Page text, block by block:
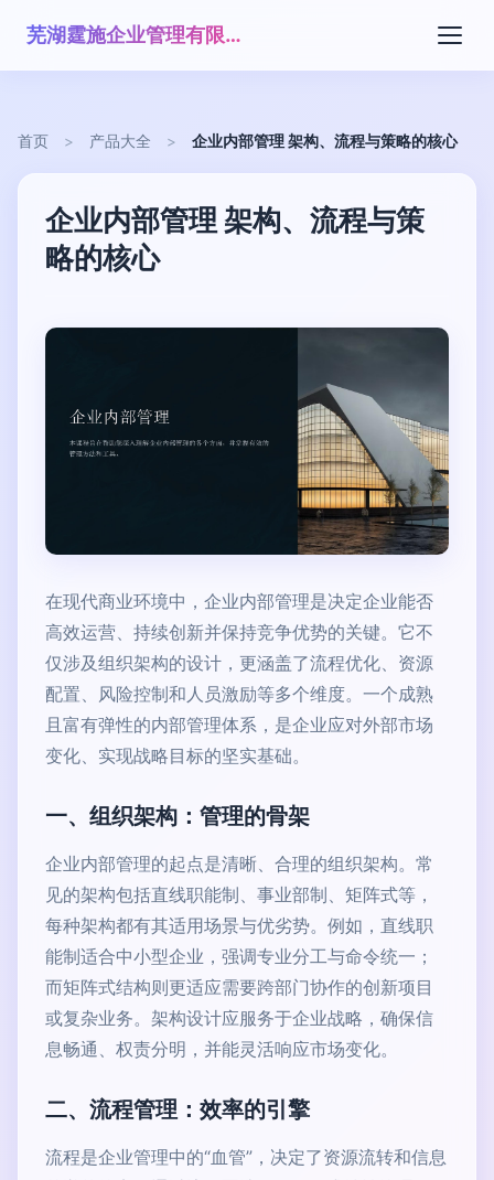
芜湖霆施企业管理有限公司
首页 > 产品大全 > 企业内部管理 架构、流程与策略的核心
企业内部管理 架构、流程与策
略的核心
在现代商业环境中，企业内部管理是决定企业能否
高效运营、持续创新并保持竞争优势的关键。它不
仅涉及组织架构的设计，更涵盖了流程优化、资源
配置、风险控制和人员激励等多个维度。一个成熟
且富有弹性的内部管理体系，是企业应对外部市场
变化、实现战略目标的坚实基础。
一、组织架构：管理的骨架
企业内部管理的起点是清晰、合理的组织架构。常
见的架构包括直线职能制、事业部制、矩阵式等，
每种架构都有其适用场景与优劣势。例如，直线职
能制适合中小型企业，强调专业分工与命令统一；
而矩阵式结构则更适应需要跨部门协作的创新项目
或复杂业务。架构设计应服务于企业战略，确保信
息畅通、权责分明，并能灵活响应市场变化。
二、流程管理：效率的引擎
流程是企业管理中的“血管”，决定了资源流转和信息